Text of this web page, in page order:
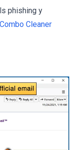
phishing y
Combo Cleaner